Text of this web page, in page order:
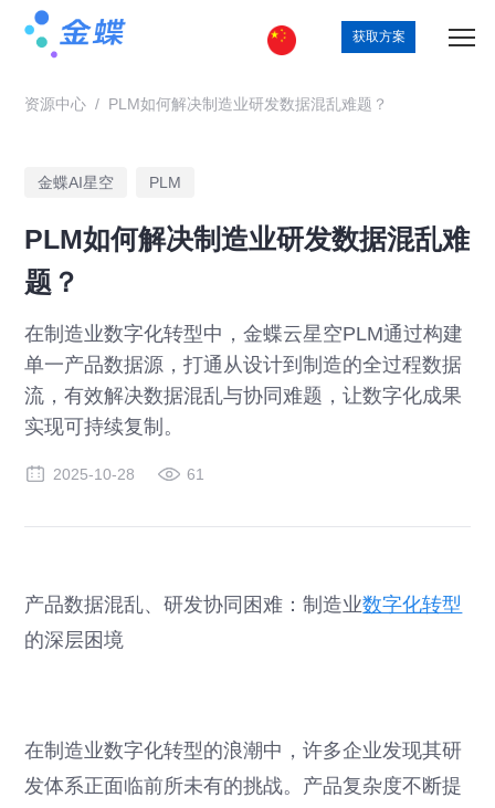
获取方案
资源中心 / PLM如何解决制造业研发数据混乱难题？
金蝶AI星空 PLM
PLM如何解决制造业研发数据混乱难
题？
在制造业数字化转型中，金蝶云星空PLM通过构建
单一产品数据源，打通从设计到制造的全过程数据
流，有效解决数据混乱与协同难题，让数字化成果
实现可持续复制。
2025-10-28 61
产品数据混乱、研发协同困难：制造业数字化转型
的深层困境
在制造业数字化转型的浪潮中，许多企业发现其研
发体系正面临前所未有的挑战。产品复杂度不断提